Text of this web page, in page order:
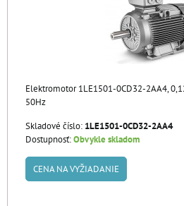
Elektromotor 1LE1501-0CD32-2AA4,
50Hz
Skladové číslo: 1LE1501-0CD32-2AA4
Dostupnosť:Obvykle skladom
CENA NA VYŽIADANIE